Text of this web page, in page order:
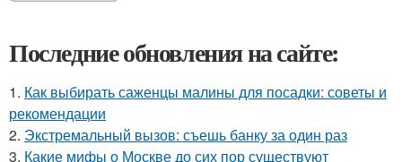
Последние обновления на сайте:
1. Как выбирать саженцы малины для посадки: советы и
рекомендации
2. Экстремальный вызов: съешь банку за один раз
3. Какие мифы о Москве до сих пор существуют